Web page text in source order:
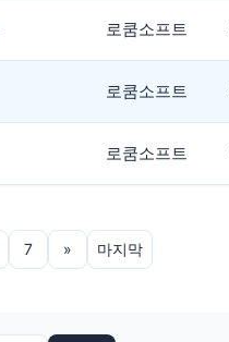
로쿰소프트
로쿰소프트
로쿰소프트
7 » 마지막